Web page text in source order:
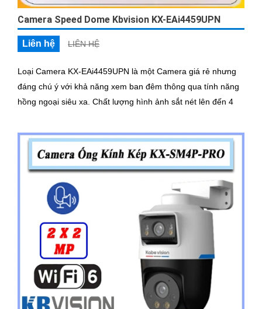
Camera Speed Dome Kbvision KX-EAi4459UPN
Liên hệ LIÊN HỆ
Loại Camera KX-EAi4459UPN là một Camera giá rẻ nhưng
đáng chú ý với khả năng xem ban đêm thông qua tính năng
hồng ngoại siêu xa. Chất lượng hình ảnh sắt nét lên đến 4